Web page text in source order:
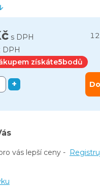
s DPH
DPH
získáte5bodů
+
vás lepší ceny -